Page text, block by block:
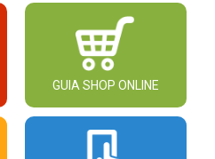
GUIA SHOP ONLINE